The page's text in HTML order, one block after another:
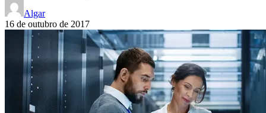
Algar
16 de outubro de 2017